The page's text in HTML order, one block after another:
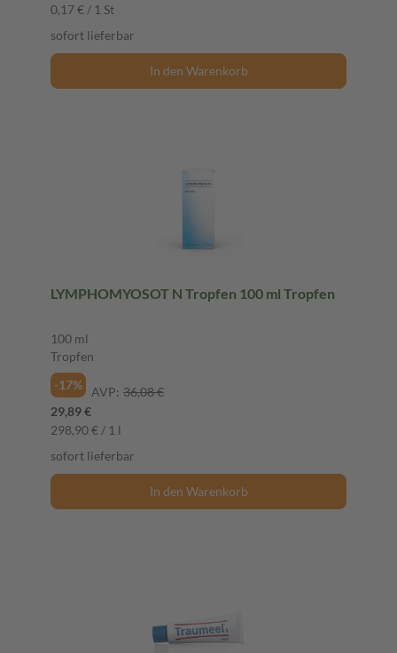
0,17 € / 1 St
sofort lieferbar
In den Warenkorb
LYMPHOMYOSOT N Tropfen 100 ml Tropfen
100 ml
Tropfen
-17%
AVP: 36,08 €
29,89 €
298,90 € / 1 l
sofort lieferbar
In den Warenkorb